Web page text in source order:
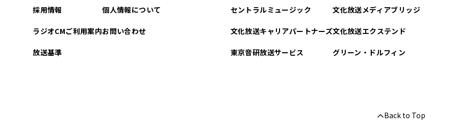
採用情報
ラジオCMご利用案内
放送基準
個人情報について
お問い合わせ
セントラルミュージック
文化放送キャリアパートナーズ
東京音研放送サービス
文化放送メディアブリッジ
文化放送エクステンド
グリーン・ドルフィン
Back to Top